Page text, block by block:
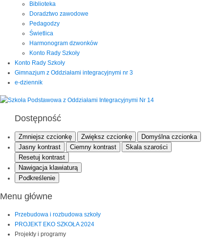
Biblioteka
Doradztwo zawodowe
Pedagodzy
Świetlica
Harmonogram dzwonków
Konto Rady Szkoły
Konto Rady Szkoły
Gimnazjum z Oddziałami integracyjnymi nr 3
e-dziennik
Dostępność
Zmniejsz czcionkę Zwiększ czcionkę
Domyślna czcionka
Jasny kontrast
Ciemny kontrast
Skala szarości
Resetuj kontrast
Nawigacja klawiaturą
Podkreślenie
Menu główne
Przebudowa i rozbudowa szkoły
PROJEKT EKO SZKOŁA 2024
Projekty i programy